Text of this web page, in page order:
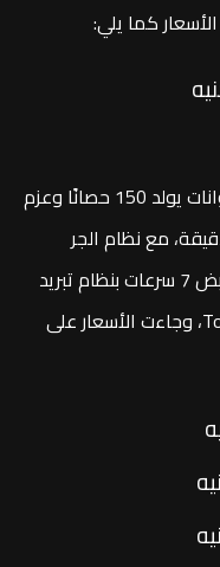
كما يلي:
تتميز بمحرك 1.5 لتر توربو رباعي الأسطوانات يولد 150 حصانًا وعزم
متر عند 2000 دورة/دقيقة، مع نظام الجر
الأمامي وناقل حركة DCT مزدوج القابض 7 سرعات بنظام تبريد
زيتي، ونظام تعليق خلفي Torsion Beam، وجاءت الأسعار على